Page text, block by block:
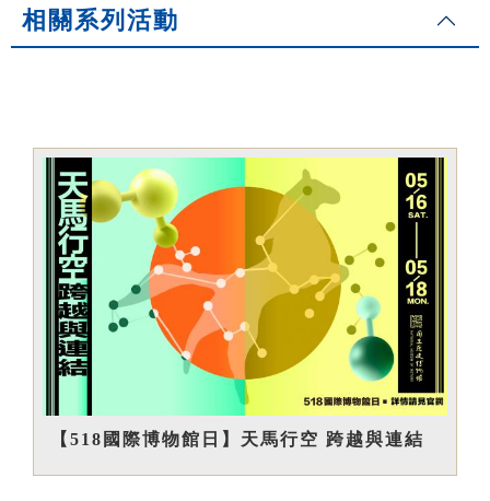
相關系列活動
【518國際博物館日】天馬行空 跨越與連結